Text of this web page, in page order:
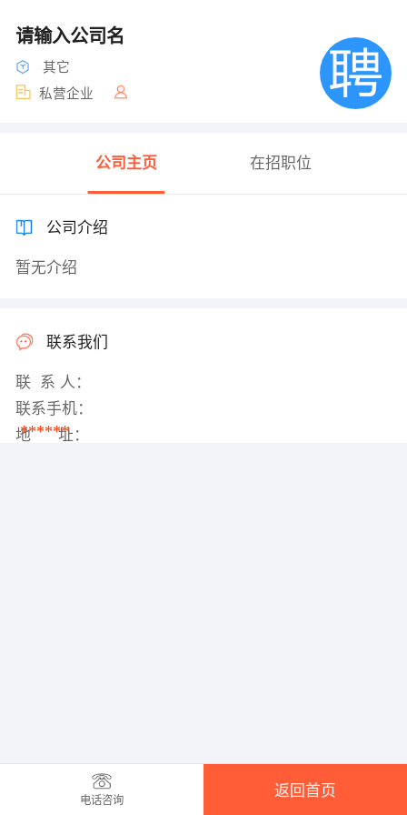
请输入公司名
其它
私营企业
公司主页 在招职位
公司介绍
暂无介绍
联系我们
联 系 人：
联系手机：
******
地 址：
电话咨询
返回首页